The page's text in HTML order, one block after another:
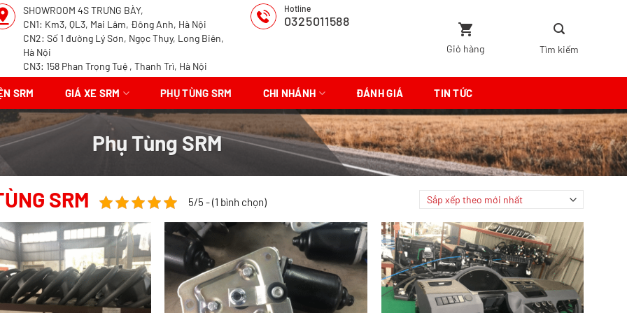
SHOWROOM 4S TRƯNG BÀY,
CN1: Km3, QL3, Mai Lâm, Đông Anh, Hà Nội
CN2: Số 1 đường Lý Sơn, Ngọc Thụy, Long Biên,
Hà Nội
CN3: 158 Phan Trọng Tuệ , Thanh Trì, Hà Nội
Hotline
0325011588
Giỏ hàng
SRM GIÁ XE SRM PHỤ TÙNG SRM CHI NHÁNH ĐÁNH GIÁ TIN TỨC
Phụ Tùng SRM
SRM 5/5 - (1 bình chọn)